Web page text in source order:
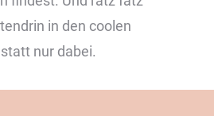
in den coolen
nur dabei.